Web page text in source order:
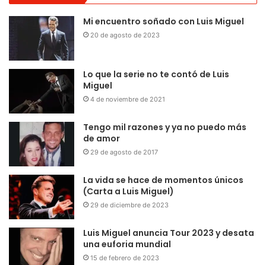
Mi encuentro soñado con Luis Miguel
20 de agosto de 2023
Lo que la serie no te contó de Luis
Miguel
4 de noviembre de 2021
Tengo mil razones y ya no puedo más
de amor
29 de agosto de 2017
La vida se hace de momentos únicos
(Carta a Luis Miguel)
29 de diciembre de 2023
Luis Miguel anuncia Tour 2023 y desata
una euforia mundial
15 de febrero de 2023